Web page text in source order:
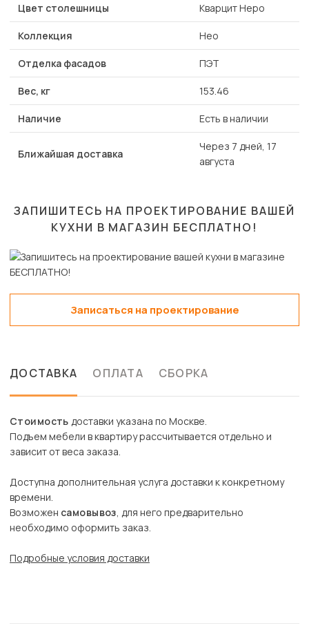
Цвет столешницы Кварцит Неро
Коллекция Нео
Отделка фасадов ПЭТ
Вес, кг 153.46
Наличие Есть в наличии
Ближайшая доставка
Через 7 дней, 17
августа
ЗАПИШИТЕСЬ НА ПРОЕКТИРОВАНИЕ ВАШЕЙ
КУХНИ В МАГАЗИН БЕСПЛАТНО!
Записаться на проектирование
ДОСТАВКА ОПЛАТА СБОРКА
Стоимость доставки указана по Москве.
Подъем мебели в квартиру рассчитывается отдельно и
зависит от веса заказа.
Доступна дополнительная услуга доставки к конкретному
времени.
Возможен самовывоз, для него предварительно
необходимо оформить заказ.
Подробные условия доставки